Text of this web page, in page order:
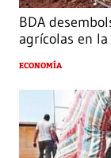
BDA
agrícolas en
ECONOMÍA